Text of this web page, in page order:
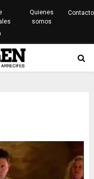
Quienes
somos
Contacto
Whatsapp